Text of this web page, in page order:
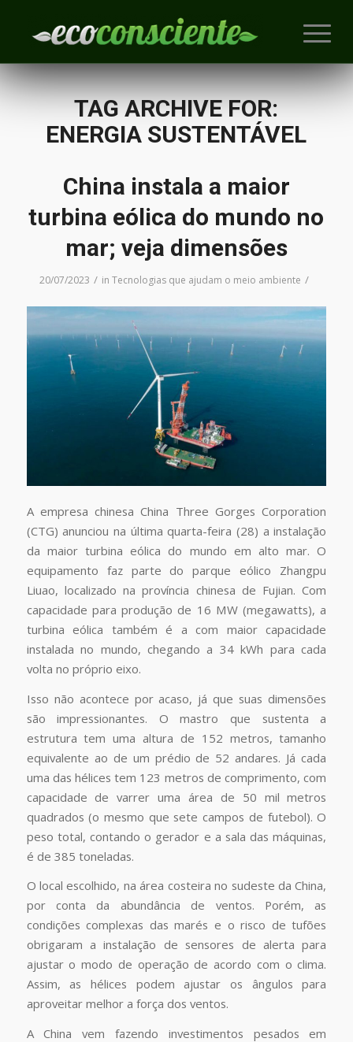
TAG ARCHIVE FOR:
ENERGIA SUSTENTÁVEL
China instala a maior
turbina eólica do mundo no
mar; veja dimensões
20/07/2023 / inTecnologias que ajudam o meio ambiente /
A empresa chinesa China Three Gorges Corporation
(CTG) anunciou na última quarta-feira (28) a instalação
da maior turbina eólica do mundo em alto mar. O
equipamento faz parte do parque eólico Zhangpu
Liuao, localizado na província chinesa de Fujian. Com
capacidade para produção de 16 MW (megawatts), a
turbina eólica também é a com maior capacidade
instalada no mundo, chegando a 34 kWh para cada
volta no próprio eixo.
Isso não acontece por acaso, já que suas dimensões
são impressionantes. O mastro que sustenta a
estrutura tem uma altura de 152 metros, tamanho
equivalente ao de um prédio de 52 andares. Já cada
uma das hélices tem 123 metros de comprimento, com
capacidade de varrer uma área de 50 mil metros
quadrados (o mesmo que sete campos de futebol). O
peso total, contando o gerador e a sala das máquinas,
é de 385 toneladas.
O local escolhido, na área costeira no sudeste da China,
por conta da abundância de ventos. Porém, as
condições complexas das marés e o risco de tufões
obrigaram a instalação de sensores de alerta para
ajustar o modo de operação de acordo com o clima.
Assim, as hélices podem ajustar os ângulos para
aproveitar melhor a força dos ventos.
A China vem fazendo investimentos pesados em